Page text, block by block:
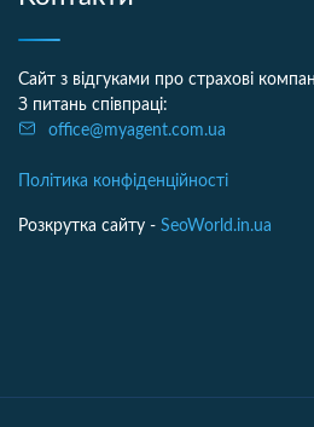
Сайт з відгуками про страхові
З питань співпраці:
office@myagent.com.ua
Політика конфіденційності
Розкрутка сайту - SeoWorld.in.ua